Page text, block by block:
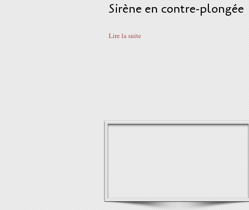
Sirène en contre-plongée
Lire la suite